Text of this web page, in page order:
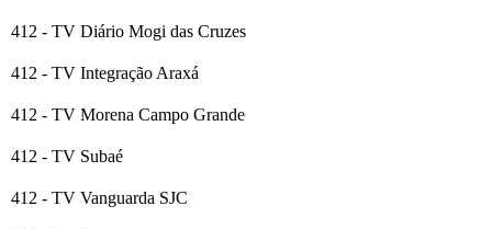
412 - TV Diário Mogi das Cruzes
412 - TV Integração Araxá
412 - TV Morena Campo Grande
412 - TV Subaé
412 - TV Vanguarda SJC